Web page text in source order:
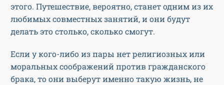
этого. Путешествие, вероятно, станет одним из их
любимых совместных занятий, и они будут
делать это столько, сколько смогут.
Если у кого-либо из пары нет религиозных или
моральных соображений против гражданского
брака, то они выберут именно такую жизнь, не